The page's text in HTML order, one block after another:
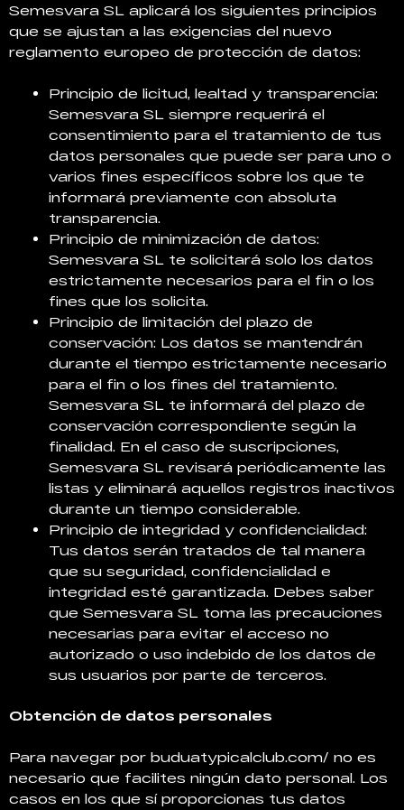
Semesvara SL aplicará los siguientes principios
que se ajustan a las exigencias del nuevo
reglamento europeo de protección de datos:
Principio de licitud, lealtad y transparencia:
Semesvara SL siempre requerirá el
consentimiento para el tratamiento de tus
datos personales que puede ser para uno o
varios fines específicos sobre los que te
informará previamente con absoluta
transparencia.
Principio de minimización de datos:
Semesvara SL te solicitará solo los datos
estrictamente necesarios para el fin o los
fines que los solicita.
Principio de limitación del plazo de
conservación: Los datos se mantendrán
durante el tiempo estrictamente necesario
para el fin o los fines del tratamiento.
Semesvara SL te informará del plazo de
conservación correspondiente según la
finalidad. En el caso de suscripciones,
Semesvara SL revisará periódicamente las
listas y eliminará aquellos registros inactivos
durante un tiempo considerable.
Principio de integridad y confidencialidad:
Tus datos serán tratados de tal manera
que su seguridad, confidencialidad e
integridad esté garantizada. Debes saber
que Semesvara SL toma las precauciones
necesarias para evitar el acceso no
autorizado o uso indebido de los datos de
sus usuarios por parte de terceros.
Obtención de datos personales
Para navegar por buduatypicalclub.com/ no es
necesario que facilites ningún dato personal. Los
casos en los que sí proporcionas tus datos